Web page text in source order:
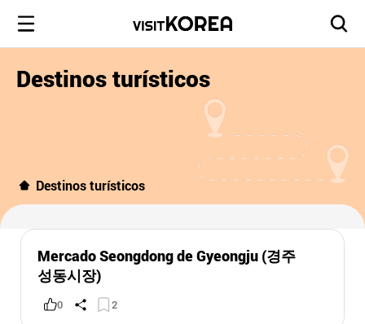
Destinos turísticos
Destinos turísticos
Mercado Seongdong de Gyeongju (경주
성동시장)
0 2